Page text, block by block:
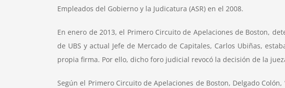
Empleados del Gobierno y la Judicatura (ASR) en el 2008.
En enero de 2013, el Primero Circuito de Apelaciones de Boston,
de UBS y actual Jefe de Mercado de Capitales, Carlos Ubiñas,
propia firma. Por ello, dicho foro judicial revocó la decisión de la
Según el Primero Circuito de Apelaciones de Boston, Delgado